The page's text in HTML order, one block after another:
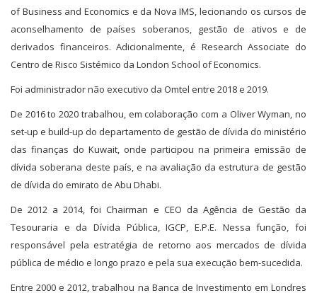
of Business and Economics e da Nova IMS, lecionando os cursos de
aconselhamento de países soberanos, gestão de ativos e de
derivados financeiros. Adicionalmente, é Research Associate do
Centro de Risco Sistémico da London School of Economics.
Foi administrador não executivo da Omtel entre 2018 e 2019.
De 2016 to 2020 trabalhou, em colaboração com a Oliver Wyman, no
set-up e build-up do departamento de gestão de dívida do ministério
das finanças do Kuwait, onde participou na primeira emissão de
dívida soberana deste país, e na avaliação da estrutura de gestão
de dívida do emirato de Abu Dhabi.
De 2012 a 2014, foi Chairman e CEO da Agência de Gestão da
Tesouraria e da Dívida Pública, IGCP, E.P.E. Nessa função, foi
responsável pela estratégia de retorno aos mercados de dívida
pública de médio e longo prazo e pela sua execução bem-sucedida.
Entre 2000 e 2012, trabalhou na Banca de Investimento em Londres